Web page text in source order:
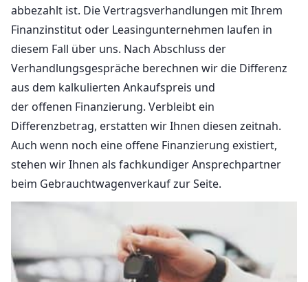
abbezahlt ist. Die Vertragsverhandlungen mit Ihrem
Finanzinstitut oder Leasingunternehmen laufen in
diesem Fall über uns. Nach Abschluss der
Verhandlungsgespräche berechnen wir die Differenz
aus dem kalkulierten Ankaufspreis und
der offenen Finanzierung. Verbleibt ein
Differenzbetrag, erstatten wir Ihnen diesen zeitnah.
Auch wenn noch eine offene Finanzierung existiert,
stehen wir Ihnen als fachkundiger Ansprechpartner
beim Gebrauchtwagenverkauf zur Seite.